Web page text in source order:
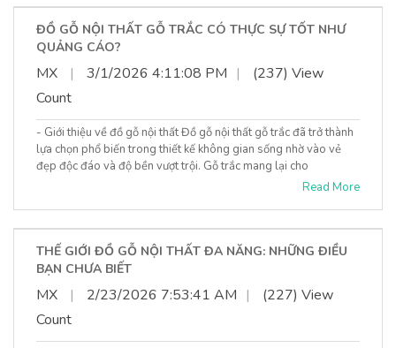
ĐỒ GỖ NỘI THẤT GỖ TRẮC CÓ THỰC SỰ TỐT NHƯ
QUẢNG CÁO?
MX | 3/1/2026 4:11:08 PM |
(237) View
Count
- Giới thiệu về đồ gỗ nội thất Đồ gỗ nội thất gỗ trắc đã trở thành
lựa chọn phổ biến trong thiết kế không gian sống nhờ vào vẻ
đẹp độc đáo và độ bền vượt trội. Gỗ trắc mang lại cho
Read More
THẾ GIỚI ĐỒ GỖ NỘI THẤT ĐA NĂNG: NHỮNG ĐIỀU
BẠN CHƯA BIẾT
MX | 2/23/2026 7:53:41 AM |
(227) View
Count